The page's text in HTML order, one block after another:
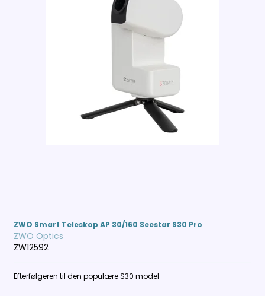
ZWO Smart Teleskop AP 30/160 Seestar S30 Pro
ZWO Optics
ZW12592
Efterfølgeren til den populære S30 model